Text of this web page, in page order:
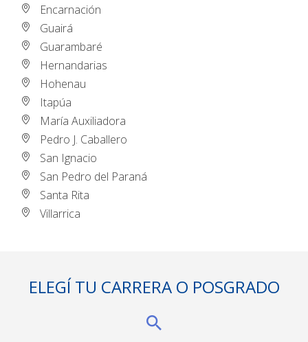
Encarnación
Guairá
Guarambaré
Hernandarias
Hohenau
Itapúa
María Auxiliadora
Pedro J. Caballero
San Ignacio
San Pedro del Paraná
Santa Rita
Villarrica
ELEGÍ TU CARRERA O POSGRADO